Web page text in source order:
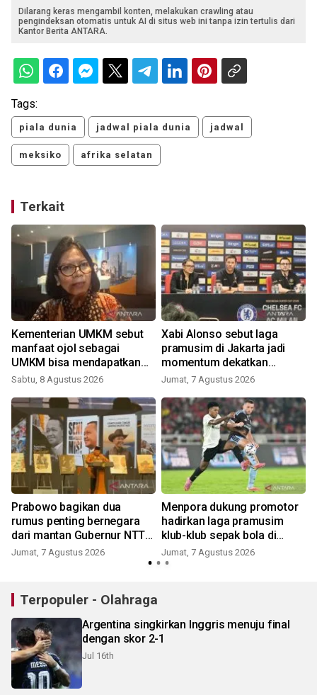
Dilarang keras mengambil konten, melakukan crawling atau
pengindeksan otomatis untuk AI di situs web ini tanpa izin tertulis dari
Kantor Berita ANTARA.
Tags:
piala dunia jadwal piala dunia jadwal
meksiko afrika selatan
Terkait
Kementerian UMKM sebut
manfaat ojol sebagai
UMKM bisa mendapatkan
KUR
Sabtu, 8 Agustus 2026
Xabi Alonso sebut laga
pramusim di Jakarta jadi
momentum dekatkan
Chelsea dengan penggemar
Jumat, 7 Agustus 2026
Prabowo bagikan dua
rumus penting bernegara
dari mantan Gubernur NTT
Ben Mboi
Jumat, 7 Agustus 2026
Menpora dukung promotor
hadirkan laga pramusim
klub-klub sepak bola di
Indonesia
Jumat, 7 Agustus 2026
Terpopuler - Olahraga
Argentina singkirkan Inggris menuju final
dengan skor 2-1
Jul 16th